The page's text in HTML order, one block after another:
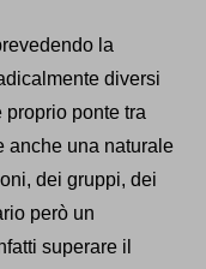
la
diversi
ponte tra
anche una naturale
dei gruppi, dei
però un
superare il